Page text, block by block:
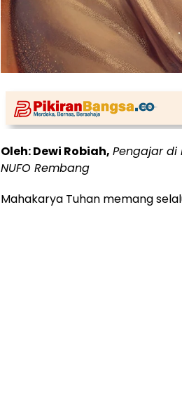
Oleh: Dewi Robiah, Pengajar di
NUFO Rembang
Mahakarya Tuhan memang